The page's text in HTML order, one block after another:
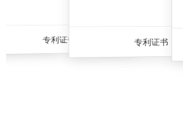
专利证书 专利证书